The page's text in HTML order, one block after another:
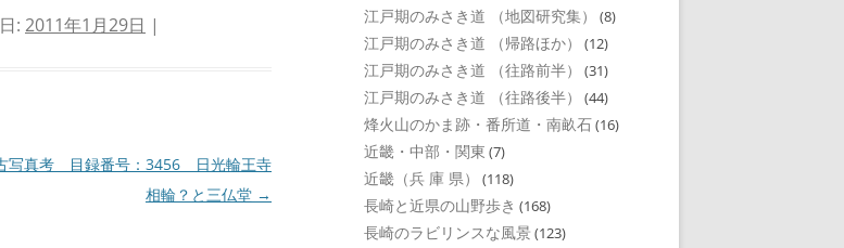
: 2011年1月29日 |
写真考 目録番号：3456 日光輪王寺
相輪？と三仏堂 →
江戸期のみさき道 （地図研究集） (8)
江戸期のみさき道 （帰路ほか） (12)
江戸期のみさき道 （往路前半） (31)
江戸期のみさき道 （往路後半） (44)
烽火山のかま跡・番所道・南畝石(16)
近畿・中部・関東 (7)
近畿（兵 庫 県） (118)
長崎と近県の山野歩き (168)
長崎のラビリンスな風景 (123)